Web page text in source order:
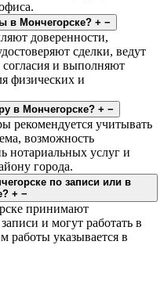
в Мончегорске? + −
доверенности,
сделки, ведут
и выполняют
физических и
в Мончегорске? + −
рекомендуется учитывать
возможность
нотариальных услуг и
города.
по записи или в
+ −
принимают
и могут работать в
указывается в